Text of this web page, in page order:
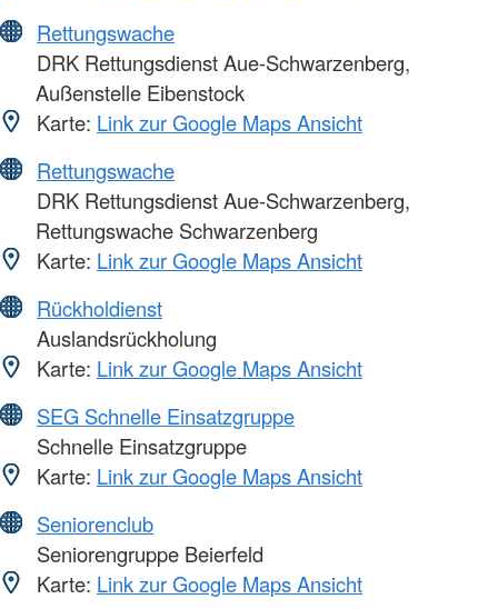
Rettungswache
DRK Rettungsdienst Aue-Schwarzenberg,
Außenstelle Eibenstock
Karte: Link zur Google Maps Ansicht
Rettungswache
DRK Rettungsdienst Aue-Schwarzenberg,
Rettungswache Schwarzenberg
Karte: Link zur Google Maps Ansicht
Rückholdienst
Auslandsrückholung
Karte: Link zur Google Maps Ansicht
SEG Schnelle Einsatzgruppe
Schnelle Einsatzgruppe
Karte: Link zur Google Maps Ansicht
Seniorenclub
Seniorengruppe Beierfeld
Karte: Link zur Google Maps Ansicht